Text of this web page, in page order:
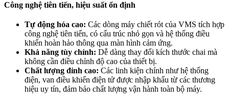
Công nghệ tiên tiến, hiệu suất ổn định
Tự động hóa cao: Các dòng máy chiết rót của VMS tích hợp
công nghệ tiên tiến, có cấu trúc nhỏ gọn và hệ thống điều
khiển hoàn hảo thông qua màn hình cảm ứng.
Khả năng tùy chỉnh: Dễ dàng thay đổi kích thước chai mà
không cần điều chỉnh độ cao của thiết bị.
Chất lượng đỉnh cao: Các linh kiện chính như hệ thống
điện, van điều khiển điện tử được nhập khẩu từ các thương
hiệu uy tín, đảm bảo chất lượng vận hành toàn bộ máy.